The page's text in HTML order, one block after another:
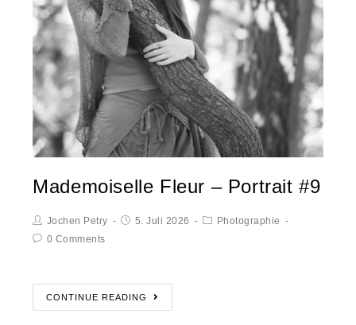
Mademoiselle Fleur – Portrait #9
Jochen Petry 5. Juli 2026
Photographie
0 Comments
CONTINUE READING